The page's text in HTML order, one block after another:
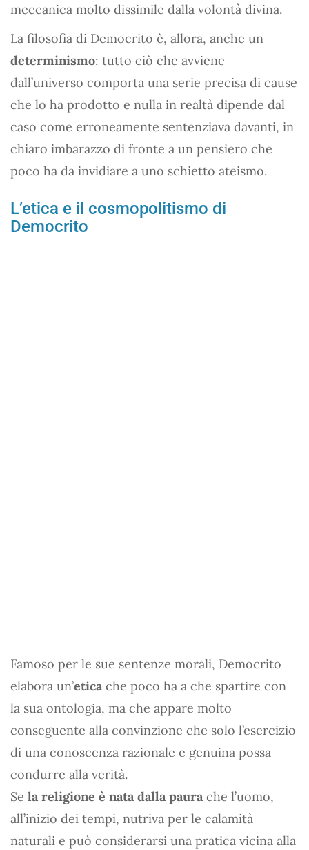
meccanica molto dissimile dalla volontà divina.
La filosofia di Democrito è, allora, anche un
determinismo: tutto ciò che avviene
dall’universo comporta una serie precisa di cause
che lo ha prodotto e nulla in realtà dipende dal
caso come erroneamente sentenziava davanti, in
chiaro imbarazzo di fronte a un pensiero che
poco ha da invidiare a uno schietto ateismo.
L’etica e il cosmopolitismo di
Democrito
Famoso per le sue sentenze morali, Democrito
elabora un’etica che poco ha a che spartire con
la sua ontologia, ma che appare molto
conseguente alla convinzione che solo l’esercizio
di una conoscenza razionale e genuina possa
condurre alla verità.
Se la religione è nata dalla paura che l’uomo,
all’inizio dei tempi, nutriva per le calamità
naturali e può considerarsi una pratica vicina alla